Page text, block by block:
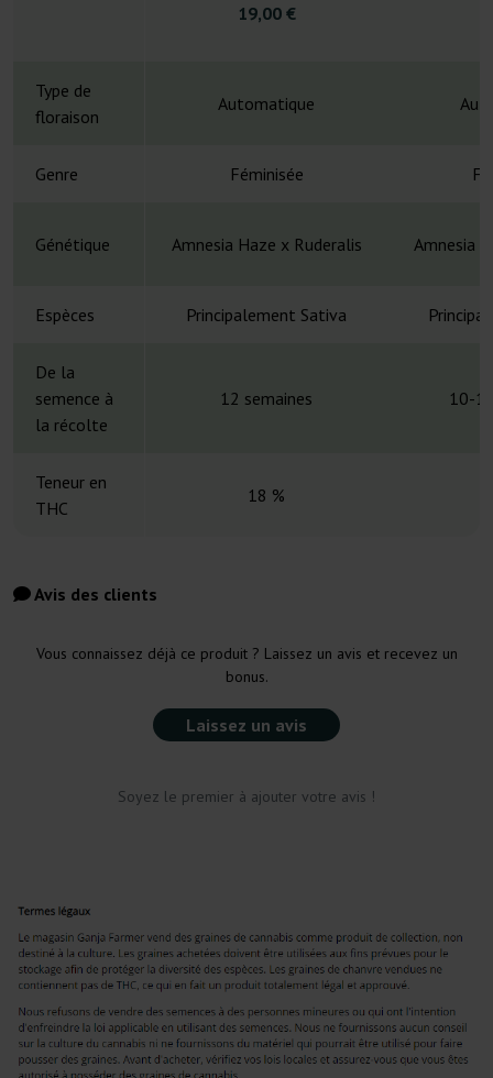
19,00 €
Type de
floraison
Automatique
Genre Féminisée
Génétique Amnesia Haze x Ruderalis Amnesia
Espèces Principalement Sativa
De la
semence à
la récolte
12 semaines 10-
Teneur en
THC
18 %
Avis des clients
Vous connaissez déjà ce produit ? Laissez un avis et recevez un
bonus.
Laissez un avis
Soyez le premier à ajouter votre avis !